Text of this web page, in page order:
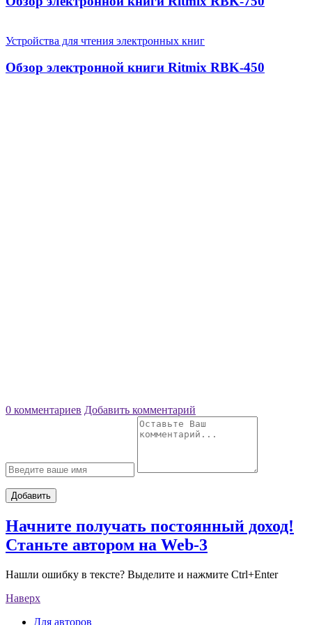
Устройства для чтения электронных книг
Обзор электронной книги Ritmix RBK-450
0 комментариев Добавить комментарий
Добавить
Начните получать постоянный доход!
Станьте автором на Web-3
Нашли ошибку в тексте? Выделите и нажмите Ctrl+Enter
Наверх
Для авторов